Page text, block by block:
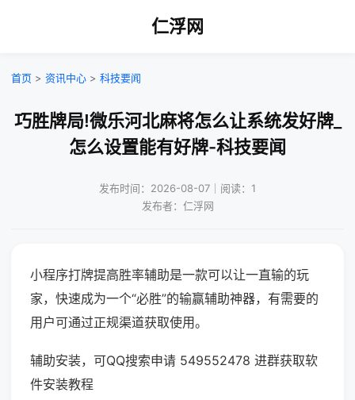
仁浮网
首页 > 资讯中心 > 科技要闻
巧胜牌局!微乐河北麻将怎么让系统发好牌_
怎么设置能有好牌-科技要闻
发布时间：2026-08-07｜阅读：1
发布者：仁浮网
小程序打牌提高胜率辅助是一款可以让一直输的玩
家，快速成为一个“必胜”的输赢辅助神器，有需要的
用户可通过正规渠道获取使用。
辅助安装，可QQ搜索申请 549552478 进群获取软
件安装教程